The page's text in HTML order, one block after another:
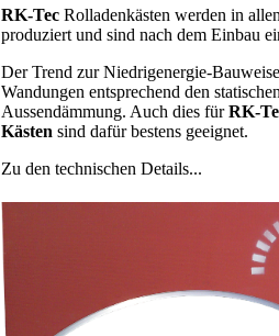
RK-Tec Rolladenkästen werden in
produziert und sind nach dem Einbau
Der Trend zur Niedrigenergie-
Wandungen entsprechend den
Aussendämmung. Auch dies fürRK-
Kästen sind dafür bestens geeignet.
Zu den technischen Details...